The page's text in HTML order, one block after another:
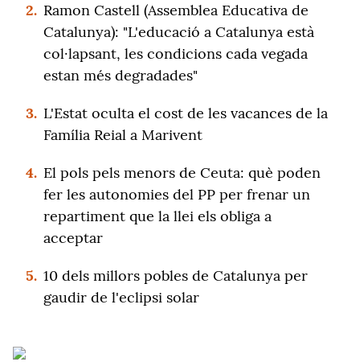
2. Ramon Castell (Assemblea Educativa de
Catalunya): "L'educació a Catalunya està
col·lapsant, les condicions cada vegada
estan més degradades"
3. L'Estat oculta el cost de les vacances de la
Família Reial a Marivent
4. El pols pels menors de Ceuta: què poden
fer les autonomies del PP per frenar un
repartiment que la llei els obliga a
acceptar
5. 10 dels millors pobles de Catalunya per
gaudir de l'eclipsi solar